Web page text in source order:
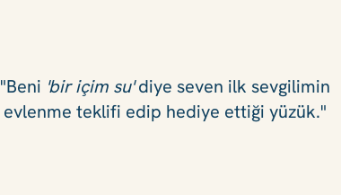
"Beni 'bir içim su'diye seven ilk sevgilimin
evlenme teklifi edip hediye ettiği yüzük."